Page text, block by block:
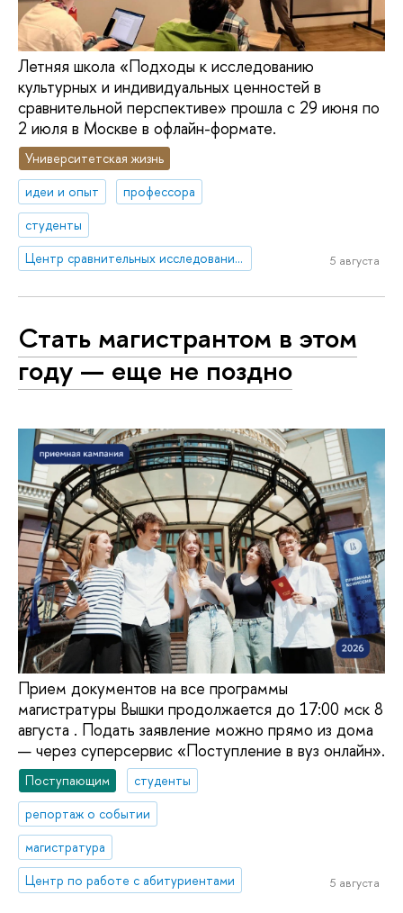
Летняя школа «Подходы к исследованию
культурных и индивидуальных ценностей в
сравнительной перспективе» прошла с 29 июня по
2 июля в Москве в офлайн-формате.
Университетская жизнь
идеи и опыт
профессора
студенты
Центр сравнительных исследований социального благополучия
5 августа
Стать магистрантом в этом
году — еще не поздно
Прием документов на все программы
магистратуры Вышки продолжается до 17:00 мск 8
августа . Подать заявление можно прямо из дома
— через суперсервис «Поступление в вуз онлайн».
Поступающим
студенты
репортаж о событии
магистратура
Центр по работе с абитуриентами
5 августа